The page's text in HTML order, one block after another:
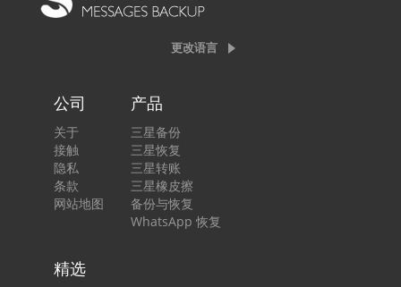
更改语言
公司
关于
接触
隐私
条款
网站地图
产品
三星备份
三星恢复
三星转账
三星橡皮擦
备份与恢复
WhatsApp 恢复
精选